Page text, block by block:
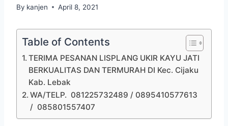
By kanjen April 8, 2021
Table of Contents
TERIMA PESANAN LISPLANG UKIR KAYU JATI
BERKUALITAS DAN TERMURAH DI Kec. Cijaku
Kab. Lebak
WA/TELP. 081225732489 / 0895410577613
/ 085801557407